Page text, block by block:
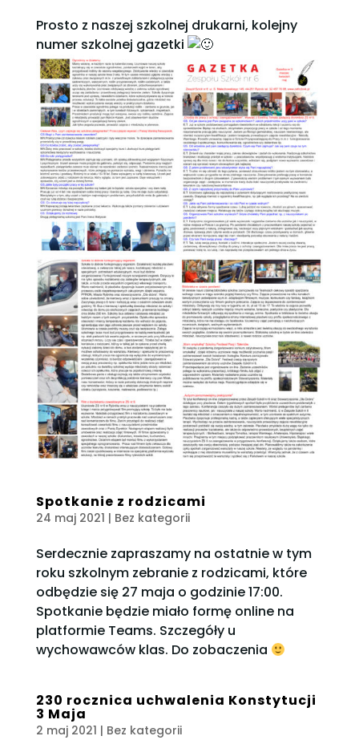
Prosto z naszej szkolnej drukarni, kolejny
numer szkolnej gazetki
Spotkanie z rodzicami
24 maj 2021 | Bez kategorii
Serdecznie zapraszamy na ostatnie w tym
roku szkolnym zebranie z rodzicami, które
odbędzie się 27 maja o godzinie 17:00.
Spotkanie będzie miało formę online na
platformie Teams. Szczegóły u
wychowawców klas. Do zobaczenia
230 rocznica uchwalenia Konstytucji
3 Maja
2 maj 2021 | Bez kategorii